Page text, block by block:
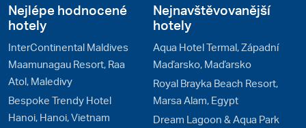
Nejlépe hodnocené
hotely
InterContinental Maldives
Maamunagau Resort, Raa
Atol, Maledivy
Bespoke Trendy Hotel
Hanoi, Hanoi, Vietnam
Nejnavštěvovanější
hotely
Aqua Hotel Termal, Západní
Maďarsko, Maďarsko
Royal Brayka Beach Resort,
Marsa Alam, Egypt
Dream Lagoon & Aqua Park